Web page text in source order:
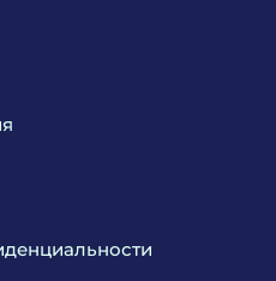
и запасных частей
проектирование
работы